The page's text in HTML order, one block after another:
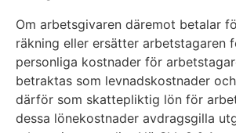
Om arbetsgivaren däremot betalar
räkning eller ersätter arbetstagaren
personliga kostnader för
betraktas som levnadskostnader
därför som skattepliktig lön för
dessa lönekostnader avdragsgilla